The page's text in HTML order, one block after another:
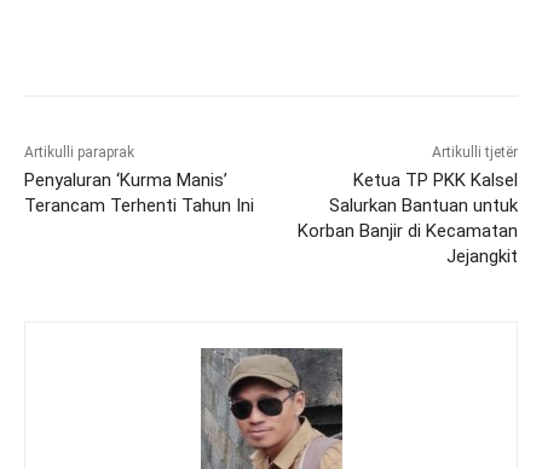
Artikulli paraprak
Penyaluran ‘Kurma Manis’
Terancam Terhenti Tahun Ini
Artikulli tjetër
Ketua TP PKK Kalsel
Salurkan Bantuan untuk
Korban Banjir di Kecamatan
Jejangkit